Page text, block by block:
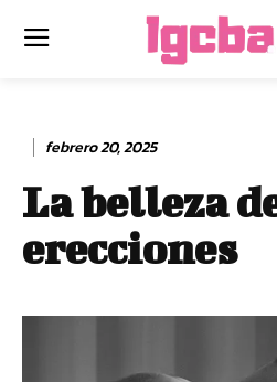
febrero 20, 2025
La belleza
erecciones